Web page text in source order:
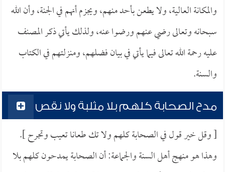
والمكانة العالية، ولا يطعن بأحد منهم، ويجزم أنهم في الجنة، وأن الله
سبحانه وتعالى رضي عنهم ورضوا عنه، ولذلك يأتي ذكر المصنف
عليه رحمة الله تعالى فيما يأتي في بيان فضلهم، ومنزلتهم في الكتاب
والسنة.
مدح الصحابة كلهم بلا مثلبة ولا نقص
[ وقل خير قول في الصحابة كلهم ولا تك طعانا تعيب وتجرح ].
وهذا هو منهج أهل السنة والجماعة: أن الصحابة يمدحون كلهم بلا